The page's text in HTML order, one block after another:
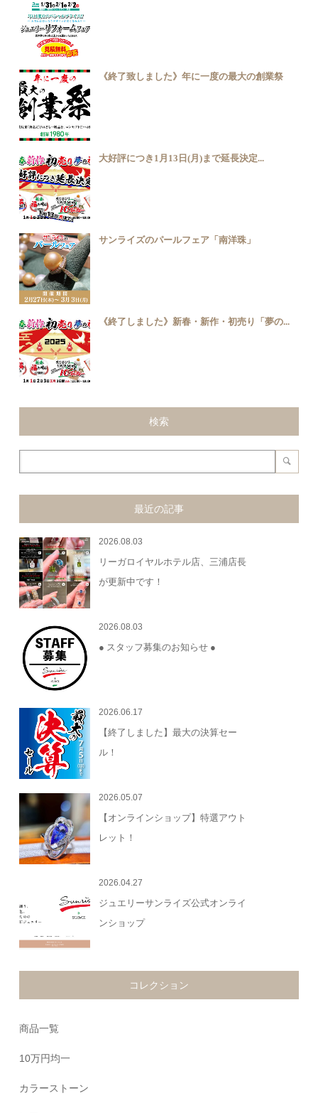
《終了致しました》年に一度の最大の創業祭
大好評につき1月13日(月)まで延長決定...
サンライズのパールフェア「南洋珠」
《終了しました》新春・新作・初売り「夢の...
検索
最近の記事
2026.08.03
リーガロイヤルホテル店、三浦店長
が更新中です！
2026.08.03
● スタッフ募集のお知らせ ●
2026.06.17
【終了しました】最大の決算セー
ル！
2026.05.07
【オンラインショップ】特選アウト
レット！
2026.04.27
ジュエリーサンライズ公式オンライ
ンショップ
コレクション
商品一覧
10万円均一
カラーストーン